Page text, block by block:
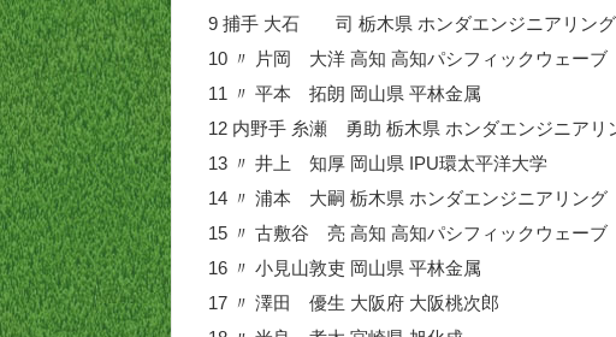
9 捕手 大石 司 栃木県 ホンダエンジニアリング
10 〃 片岡 大洋 高知 高知パシフィックウェーブ
11 〃 平本 拓朗 岡山県 平林金属
12 内野手 糸瀬 勇助 栃木県 ホンダエンジニアリ
13 〃 井上 知厚 岡山県 IPU環太平洋大学
14 〃 浦本 大嗣 栃木県 ホンダエンジニアリング
15 〃 古敷谷 亮 高知 高知パシフィックウェーブ
16 〃 小見山敦吏 岡山県 平林金属
17 〃 澤田 優生 大阪府 大阪桃次郎